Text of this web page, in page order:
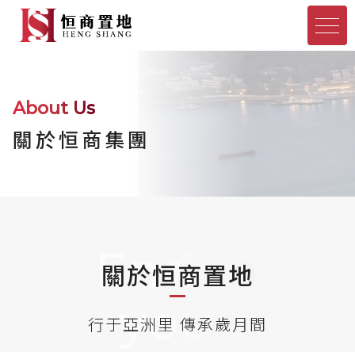
About Us
關於恒商集團
關於恒商置地
行于亞洲里 傳承歲月間
Enrich
your